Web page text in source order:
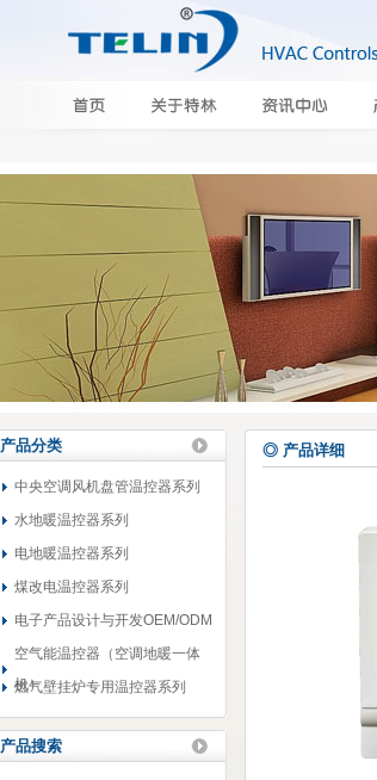
产品分类
中央空调风机盘管温控器系列
水地暖温控器系列
电地暖温控器系列
煤改电温控器系列
电子产品设计与开发OEM/ODM
空气能温控器（空调地暖一体
机）
燃气壁挂炉专用温控器系列
产品搜索
◎ 产品详细